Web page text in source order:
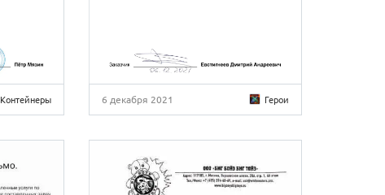
Контейнеры 6 декабря 2021 Герои